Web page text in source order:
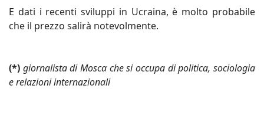
E dati i recenti sviluppi in Ucraina, è molto probabile
che il prezzo salirà notevolmente.
(*) giornalista di Mosca che si occupa di politica, sociologia
e relazioni internazionali